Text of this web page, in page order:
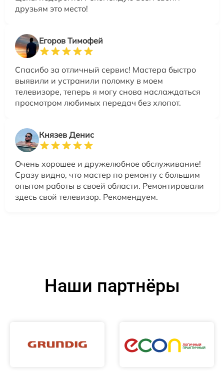
друзьям это место!
Егоров Тимофей
Спасибо за отличный сервис! Мастера быстро
выявили и устранили поломку в моем
телевизоре, теперь я могу снова наслаждаться
просмотром любимых передач без хлопот.
Князев Денис
Очень хорошее и дружелюбное обслуживание!
Сразу видно, что мастер по ремонту с большим
опытом работы в своей области. Ремонтировали
здесь свой телевизор. Рекомендуем.
Наши партнёры